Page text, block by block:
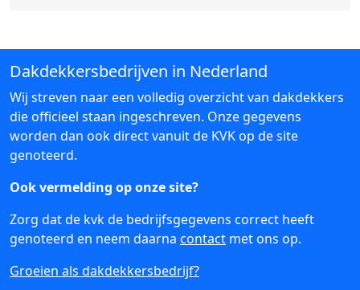
Dakdekkersbedrijven in Nederland
Wij streven naar een volledig overzicht van dakdekkers
die officieel staan ingeschreven. Onze gegevens
worden dan ook direct vanuit de KVK op de site
genoteerd.
Ook vermelding op onze site?
Zorg dat de kvk de bedrijfsgegevens correct heeft
genoteerd en neem daarna contact met ons op.
Groeien als dakdekkersbedrijf?